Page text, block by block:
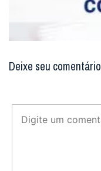
Deixe seu comentário